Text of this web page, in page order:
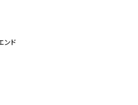
ンド